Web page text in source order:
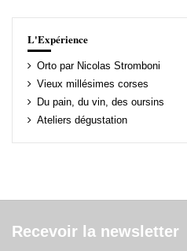
L'Expérience
Orto par Nicolas Stromboni
Vieux millésimes corses
Du pain, du vin, des oursins
Ateliers dégustation
Recevoir la newsletter